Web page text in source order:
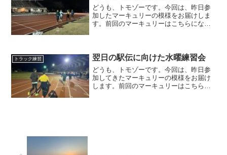
どうも、トモゾーです。今回は、昨日参
加したマーキュリーの模様をお届けしま
す。前回のマーキュリーはこちらになり
はメニューが決まっていま...
トラック練習 翌日の駅伝に向けた水曜練習会
どうも、トモゾーです。今回は、昨日参
加してきたマーキュリーの模様をお届け
します。前回のマーキュリーはこちらに